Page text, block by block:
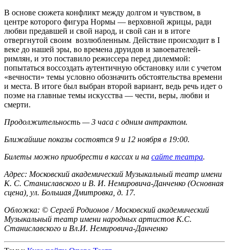
В основе сюжета конфликт между долгом и чувством, в
центре которого фигура Нормы — верховной жрицы, ради
любви предавшей и свой народ, и свой сан и в итоге
отвергнутой своим возлюбленным. Действие происходит в I
веке до нашей эры, во времена друидов и завоевателей-
римлян, и это поставило режиссера перед дилеммой:
попытаться воссоздать аутентичную обстановку или с учетом
«вечности» темы условно обозначить обстоятельства времени
и места. В итоге был выбран второй вариант, ведь речь идет о
поэме на главные темы искусства — чести, веры, любви и
смерти.
Продолжительность — 3 часа с одним антрактом.
Ближайшие показы состоятся 9 и 12 ноября в 19:00.
Билеты можно приобрести в кассах и на сайте театра.
Адрес: Московский академический Музыкальный театр имени
К. С. Станиславского и В. И. Немировича-Данченко (Основная
сцена), ул. Большая Дмитровка, д. 17.
Обложка: © Сергей Родионов / Московский академический
Музыкальный театр имени народных артистов К.С.
Станиславского и Вл.И. Немировича-Данченко